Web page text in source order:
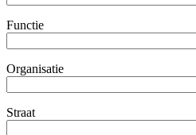
Functie
Organisatie
Straat